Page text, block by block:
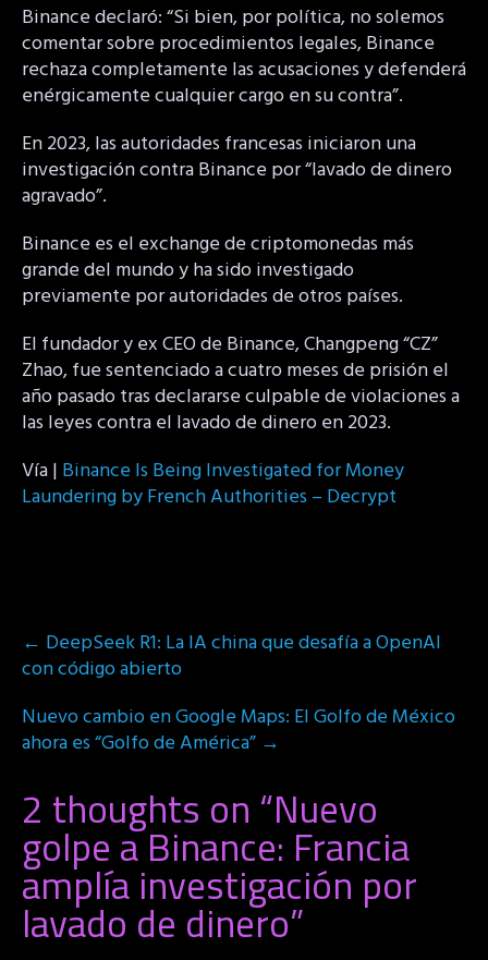
Binance declaró: “Si bien, por política, no solemos
comentar sobre procedimientos legales, Binance
rechaza completamente las acusaciones y defenderá
enérgicamente cualquier cargo en su contra”.
En 2023, las autoridades francesas iniciaron una
investigación contra Binance por “lavado de dinero
agravado”.
Binance es el exchange de criptomonedas más
grande del mundo y ha sido investigado
previamente por autoridades de otros países.
El fundador y ex CEO de Binance, Changpeng “CZ”
Zhao, fue sentenciado a cuatro meses de prisión el
año pasado tras declararse culpable de violaciones a
las leyes contra el lavado de dinero en 2023.
Vía | Binance Is Being Investigated for Money
Laundering by French Authorities – Decrypt
Post
navigation
← DeepSeek R1: La IA china que desafía a OpenAI
con código abierto
Nuevo cambio en Google Maps: El Golfo de México
ahora es “Golfo de América” →
2 thoughts on “Nuevo
golpe a Binance: Francia
amplía investigación por
lavado de dinero”